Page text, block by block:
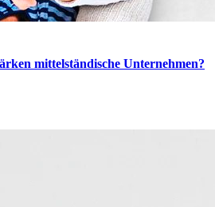
mittelständische Unternehmen?